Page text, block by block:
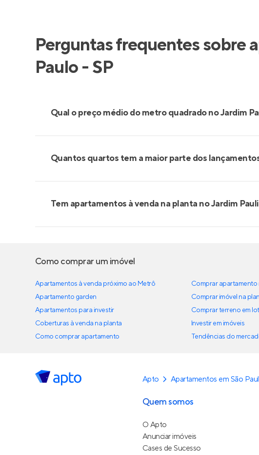
Perguntas frequentes sobre
Paulo - SP
Qual o preço médio do metro quadrado no Jardim
Quantos quartos tem a maior parte dos
Tem apartamentos à venda na planta no Jardim
Como comprar um imóvel
Apartamentos à venda próximo ao Metrô
Apartamento garden
Apartamentos para investir
Coberturas à venda na planta
Como comprar apartamento
Comprar apartamento
Comprar imóvel na
Comprar terreno em
Investir em imóveis
Tendências do
Apto Apartamentos em São
Quem somos
O Apto
Anunciar imóveis
Cases de Sucesso